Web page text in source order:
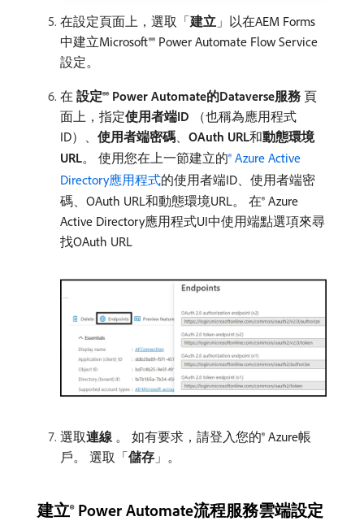
在設定頁面上，選取「建立 」以在AEM Forms
中建立Microsoft®® Power Automate Flow Service
設定。
在​ 設定®® Power Automate的Dataverse服務 ​頁
面上，指定​使用者端ID （也稱為應用程式
ID）、 使用者端密碼、 OAuth URL​和​動態環境
URL。 使用您在上一節建立的® Azure Active
Directory應用程式的使用者端ID、使用者端密
碼、OAuth URL和動態環境URL。 在® Azure
Active Directory應用程式UI中使用端點選項來尋
找OAuth URL
選取​連線 。 如有要求，請登入您的® Azure帳
戶。 選取「儲存 」。
建立® Power Automate流程服務雲端設定